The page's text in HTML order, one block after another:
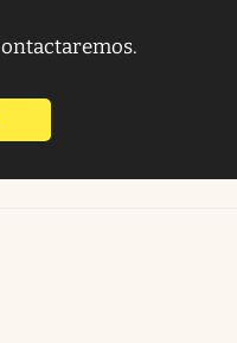
en nueva pestaña